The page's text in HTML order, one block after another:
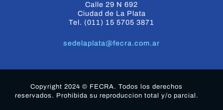
Calle 29 N 692
Ciudad de La Plata
Tel. (011) 15 5705 3871
sedelaplata@fecra.com.ar
Copyright 2024 © FECRA. Todos los derechos
reservados. Prohibida su reproduccion total y/o parcial.